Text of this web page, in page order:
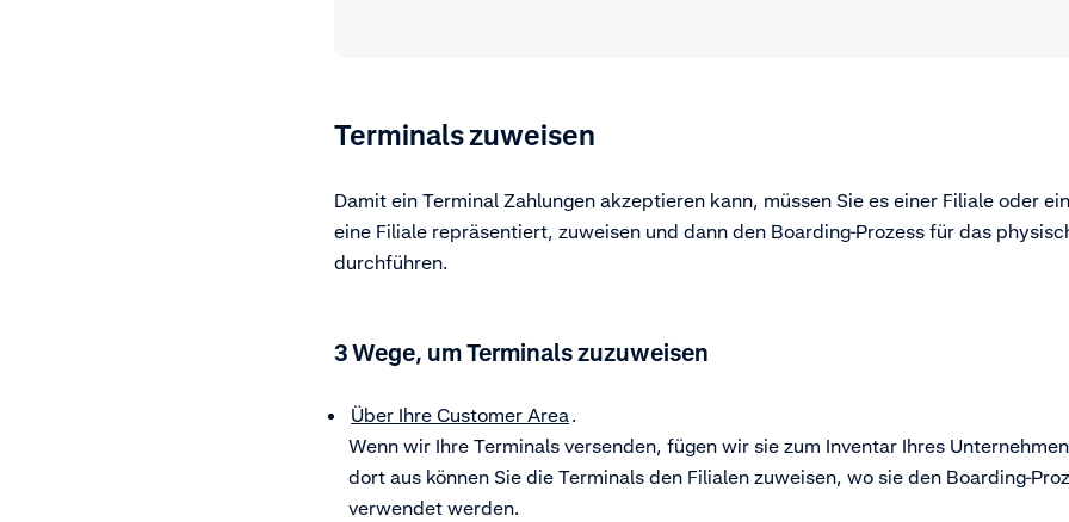
Terminals zuweisen
Damit ein Terminal Zahlungen akzeptieren kann, müssen Sie es einer Filiale oder
eine Filiale repräsentiert, zuweisen und dann den Boarding-Prozess für das
durchführen.
3 Wege, um Terminals zuzuweisen
Über Ihre Customer Area.
Wenn wir Ihre Terminals versenden, fügen wir sie zum Inventar Ihres
dort aus können Sie die Terminals den Filialen zuweisen, wo sie den Boarding-
verwendet werden.